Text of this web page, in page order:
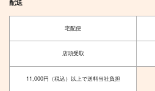
配送
宅配便
店頭受取
11,000円（税込）以上で送料当社負担